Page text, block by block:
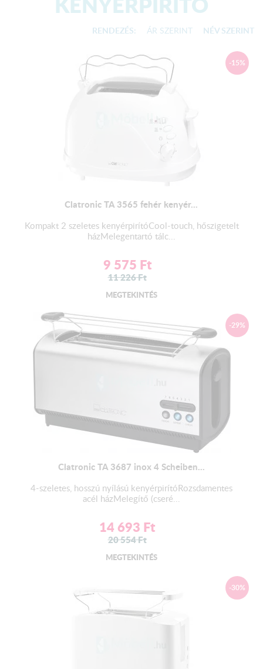
RENDEZÉS: ÁR SZERINT NÉV SZERINT
-15%
Clatronic TA 3565 fehér kenyér...
Kompakt 2 szeletes kenyérpirítóCool-touch, hőszigetelt
házMelegentartó tálc...
9 575 Ft
11 226Ft
MEGTEKINTÉS
-29%
Clatronic TA 3687 inox 4 Scheiben...
4-szeletes, hosszú nyílású kenyérpirítóRozsdamentes
acél házMelegítő (cseré...
14 693 Ft
20 554Ft
MEGTEKINTÉS
-30%